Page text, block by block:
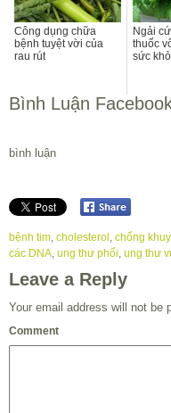
Công dụng chữa
bệnh tuyệt vời của
rau rút
Ngải
thuốc
sức
Bình Luận
bình luận
bệnh tim, cholesterol , chống
các DNA, ung thư phổi, ung thư
Leave a Reply
Your email address will not be
Comment